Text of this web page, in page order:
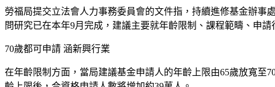
勞福局提交立法會人力事務委員會的文件指，持續進修基金辦事
問研究已在本年9月完成，建議主要就年齡限制、課程範疇、申
70歲都可申請 涵新興行業
在年齡限制方面，當局建議基金申請人的年齡上限由65歲放寬